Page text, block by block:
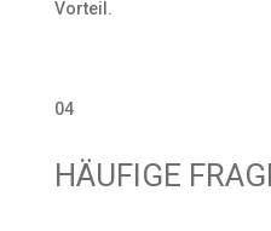
Vorteil.
04
HÄUFIGE